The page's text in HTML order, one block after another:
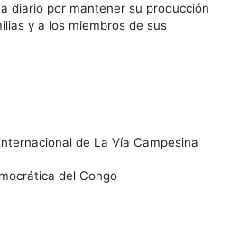
diario por mantener su producción
y a los miembros de sus
de La Vía Campesina
del Congo